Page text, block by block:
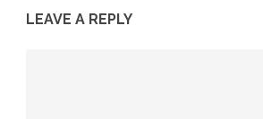
LEAVE A REPLY